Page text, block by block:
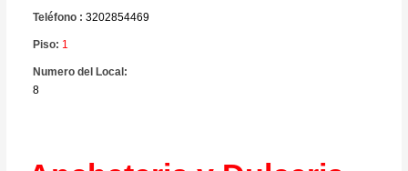
Teléfono : 3202854469
Piso: 1
Numero del Local:
8